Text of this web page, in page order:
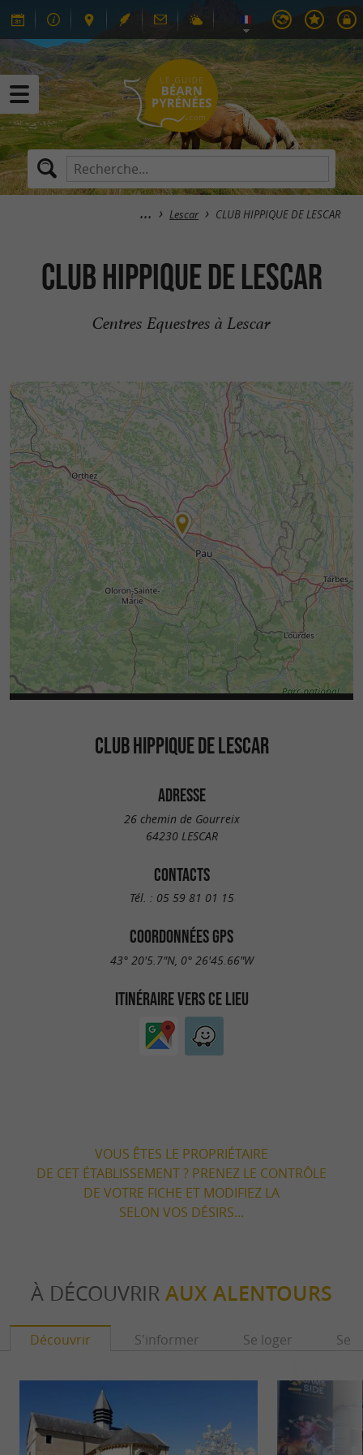
Lescar CLUB HIPPIQUE DE LESCAR
CLUB HIPPIQUE DE LESCAR
Centres Equestres à Lescar
CLUB HIPPIQUE DE LESCAR
ADRESSE
26 chemin de Gourreix
64230 LESCAR
CONTACTS
Tél. : 05 59 81 01 15
COORDONNÉES GPS
43° 20'5.7"N, 0° 26'45.66"W
ITINÉRAIRE VERS CE LIEU
VOUS ÊTES LE PROPRIÉTAIRE
DE CET ÉTABLISSEMENT ? PRENEZ LE CONTRÔLE
DE VOTRE FICHE ET MODIFIEZ LA
SELON VOS DÉSIRS...
À DÉCOUVRIR AUX ALENTOURS
Découvrir S'informer Se loger Se